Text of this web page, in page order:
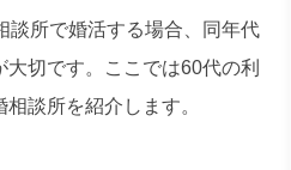
談所で婚活する場合、同年代
切です。ここでは60代の利
談所を紹介します。